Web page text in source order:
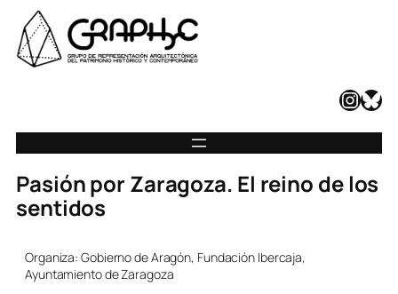
InstagramBluesky
Pasión por Zaragoza. El reino de los
sentidos
Organiza: Gobierno de Aragón, Fundación Ibercaja,
Ayuntamiento de Zaragoza